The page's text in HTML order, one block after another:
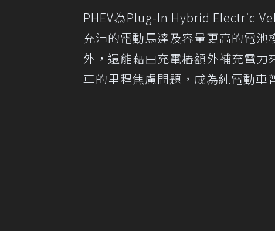
PHEV為Plug-In Hybrid Electric
充沛的電動馬達及容量更高的電
外，還能藉由充電樁額外補充電
車的里程焦慮問題，成為純電動車